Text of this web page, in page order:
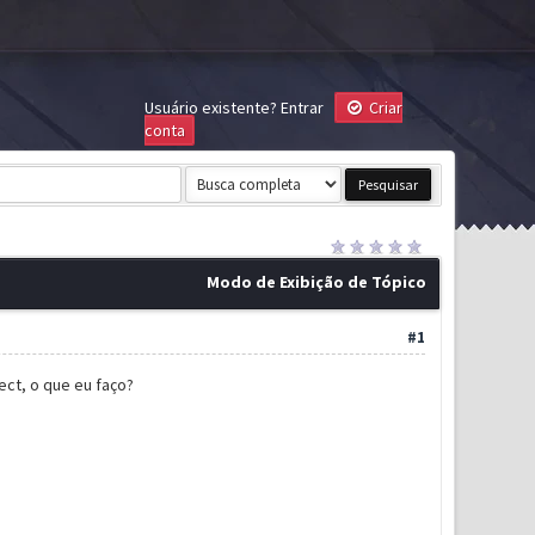
Usuário existente? Entrar
Criar
conta
Modo de Exibição de Tópico
#1
o que eu faço?